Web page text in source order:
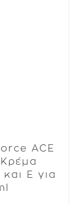
ACE
Ε για